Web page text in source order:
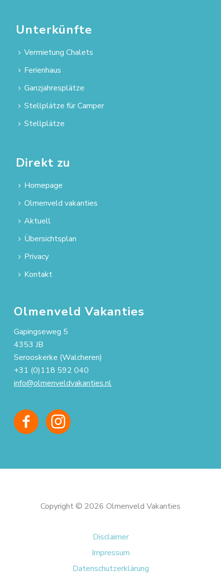
Unterkünfte
Vermietung Chalets
Ferienhaus
Ganzjahresplätze
Stellplätze für Camper
Stellplätze
Direkt zu
Homepage
Olmenveld vakanties
Aktuell
Übersichtsplan
Privacy
Kontakt
Olmenveld Vakanties
Gapingseweg 5
4353 JB
Serooskerke (Walcheren)
+31 (0)118 592 040
info@olmenveldvakanties.nl
Copyright © 2026 Olmenveld Vakanties
Disclaimer
Impressum
Datenschutzerklärung